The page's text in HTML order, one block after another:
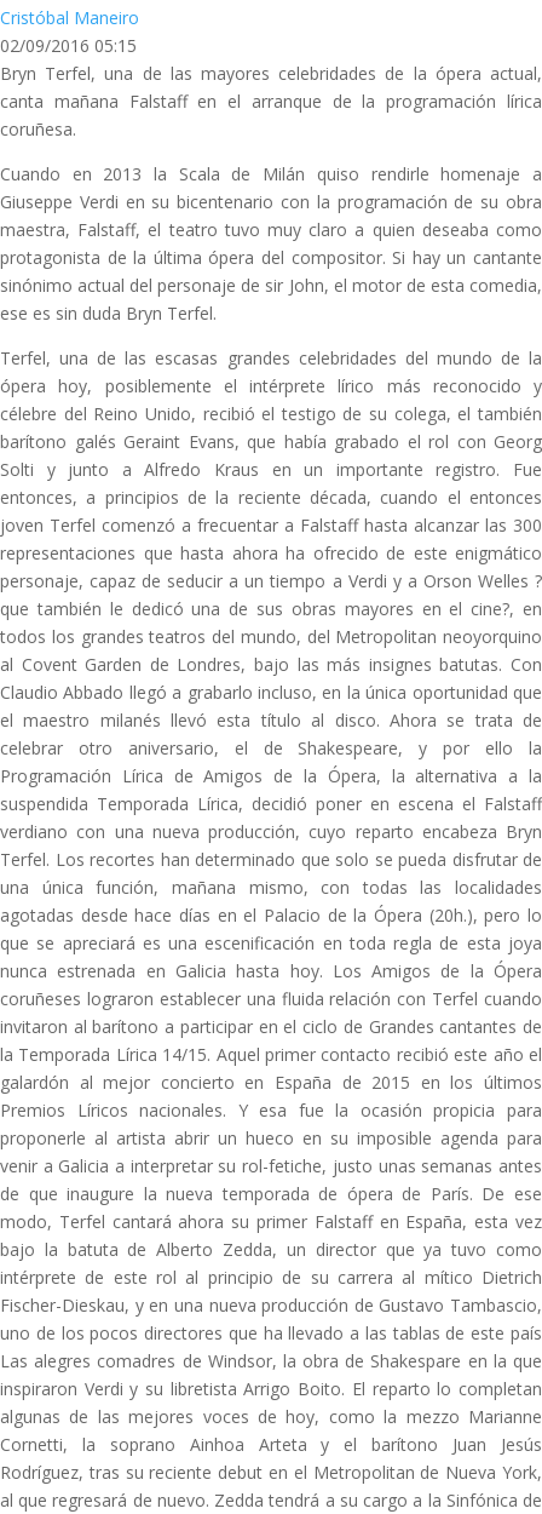
Cristóbal Maneiro
02/09/2016 05:15
Bryn Terfel, una de las mayores celebridades de la ópera actual,
canta mañana Falstaff en el arranque de la programación lírica
coruñesa.
Cuando en 2013 la Scala de Milán quiso rendirle homenaje a
Giuseppe Verdi en su bicentenario con la programación de su obra
maestra, Falstaff, el teatro tuvo muy claro a quien deseaba como
protagonista de la última ópera del compositor. Si hay un cantante
sinónimo actual del personaje de sir John, el motor de esta comedia,
ese es sin duda Bryn Terfel.
Terfel, una de las escasas grandes celebridades del mundo de la
ópera hoy, posiblemente el intérprete lírico más reconocido y
célebre del Reino Unido, recibió el testigo de su colega, el también
barítono galés Geraint Evans, que había grabado el rol con Georg
Solti y junto a Alfredo Kraus en un importante registro. Fue
entonces, a principios de la reciente década, cuando el entonces
joven Terfel comenzó a frecuentar a Falstaff hasta alcanzar las 300
representaciones que hasta ahora ha ofrecido de este enigmático
personaje, capaz de seducir a un tiempo a Verdi y a Orson Welles ?
que también le dedicó una de sus obras mayores en el cine?, en
todos los grandes teatros del mundo, del Metropolitan neoyorquino
al Covent Garden de Londres, bajo las más insignes batutas. Con
Claudio Abbado llegó a grabarlo incluso, en la única oportunidad que
el maestro milanés llevó esta título al disco. Ahora se trata de
celebrar otro aniversario, el de Shakespeare, y por ello la
Programación Lírica de Amigos de la Ópera, la alternativa a la
suspendida Temporada Lírica, decidió poner en escena el Falstaff
verdiano con una nueva producción, cuyo reparto encabeza Bryn
Terfel. Los recortes han determinado que solo se pueda disfrutar de
una única función, mañana mismo, con todas las localidades
agotadas desde hace días en el Palacio de la Ópera (20h.), pero lo
que se apreciará es una escenificación en toda regla de esta joya
nunca estrenada en Galicia hasta hoy. Los Amigos de la Ópera
coruñeses lograron establecer una fluida relación con Terfel cuando
invitaron al barítono a participar en el ciclo de Grandes cantantes de
la Temporada Lírica 14/15. Aquel primer contacto recibió este año el
galardón al mejor concierto en España de 2015 en los últimos
Premios Líricos nacionales. Y esa fue la ocasión propicia para
proponerle al artista abrir un hueco en su imposible agenda para
venir a Galicia a interpretar su rol-fetiche, justo unas semanas antes
de que inaugure la nueva temporada de ópera de París. De ese
modo, Terfel cantará ahora su primer Falstaff en España, esta vez
bajo la batuta de Alberto Zedda, un director que ya tuvo como
intérprete de este rol al principio de su carrera al mítico Dietrich
Fischer-Dieskau, y en una nueva producción de Gustavo Tambascio,
uno de los pocos directores que ha llevado a las tablas de este país
Las alegres comadres de Windsor, la obra de Shakespare en la que
inspiraron Verdi y su libretista Arrigo Boito. El reparto lo completan
algunas de las mejores voces de hoy, como la mezzo Marianne
Cornetti, la soprano Ainhoa Arteta y el barítono Juan Jesús
Rodríguez, tras su reciente debut en el Metropolitan de Nueva York,
al que regresará de nuevo. Zedda tendrá a su cargo a la Sinfónica de